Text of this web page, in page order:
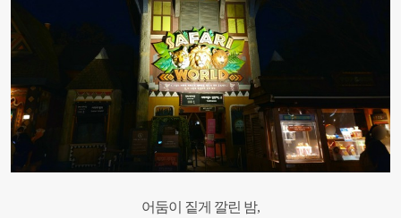
어둠이 짙게 깔린 밤,